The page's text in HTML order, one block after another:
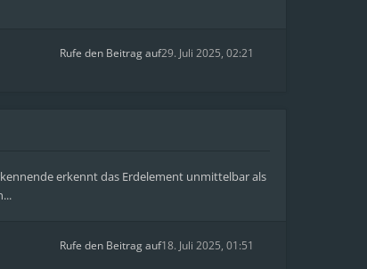
29. Juli 2025, 02:21
Rufe den Beitrag auf
erkennt das Erdelement unmittelbar als
18. Juli 2025, 01:51
Rufe den Beitrag auf